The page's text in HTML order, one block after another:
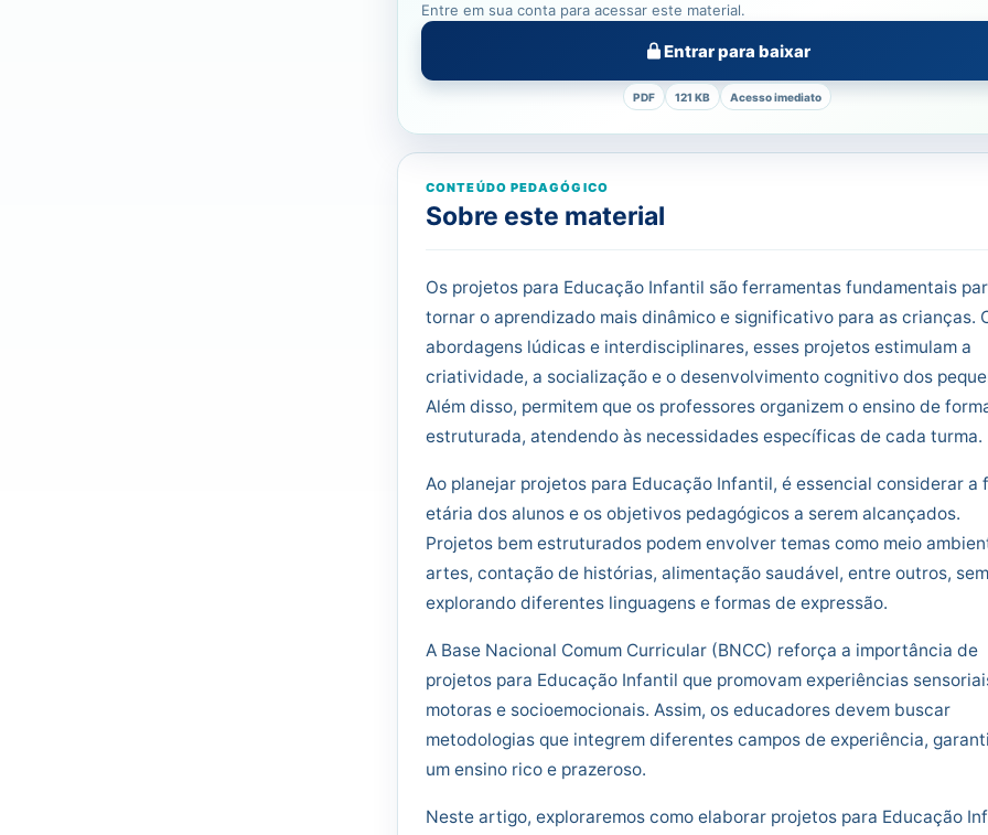
Entre em sua conta para acessar este material.
Entrar para baixar
PDF 121 KB Acesso imediato
CONTEÚDO PEDAGÓGICO
Sobre este material
Os projetos para Educação Infantil são ferramentas fundamentais
tornar o aprendizado mais dinâmico e significativo para as crianças.
abordagens lúdicas e interdisciplinares, esses projetos estimulam a
criatividade, a socialização e o desenvolvimento cognitivo dos
Além disso, permitem que os professores organizem o ensino de
estruturada, atendendo às necessidades específicas de cada turma.
Ao planejar projetos para Educação Infantil, é essencial considerar a
etária dos alunos e os objetivos pedagógicos a serem alcançados.
Projetos bem estruturados podem envolver temas como meio
artes, contação de histórias, alimentação saudável, entre outros,
explorando diferentes linguagens e formas de expressão.
A Base Nacional Comum Curricular (BNCC) reforça a importância de
projetos para Educação Infantil que promovam experiências
motoras e socioemocionais. Assim, os educadores devem buscar
metodologias que integrem diferentes campos de experiência,
um ensino rico e prazeroso.
Neste artigo, exploraremos como elaborar projetos para Educação